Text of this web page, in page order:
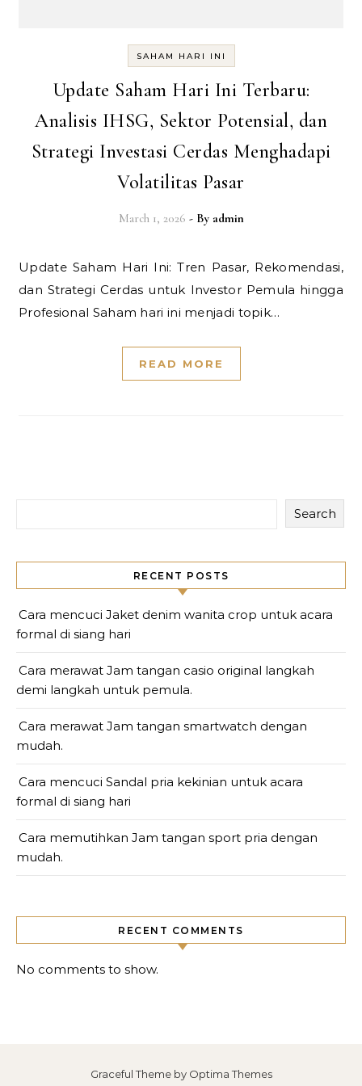
SAHAM HARI INI
Update Saham Hari Ini Terbaru:
Analisis IHSG, Sektor Potensial, dan
Strategi Investasi Cerdas Menghadapi
Volatilitas Pasar
March 1, 2026 - By admin
Update Saham Hari Ini: Tren Pasar, Rekomendasi,
dan Strategi Cerdas untuk Investor Pemula hingga
Profesional Saham hari ini menjadi topik…
READ MORE
Search
RECENT POSTS
Cara mencuci Jaket denim wanita crop untuk acara
formal di siang hari
Cara merawat Jam tangan casio original langkah
demi langkah untuk pemula.
Cara merawat Jam tangan smartwatch dengan
mudah.
Cara mencuci Sandal pria kekinian untuk acara
formal di siang hari
Cara memutihkan Jam tangan sport pria dengan
mudah.
RECENT COMMENTS
No comments to show.
Graceful Theme by Optima Themes